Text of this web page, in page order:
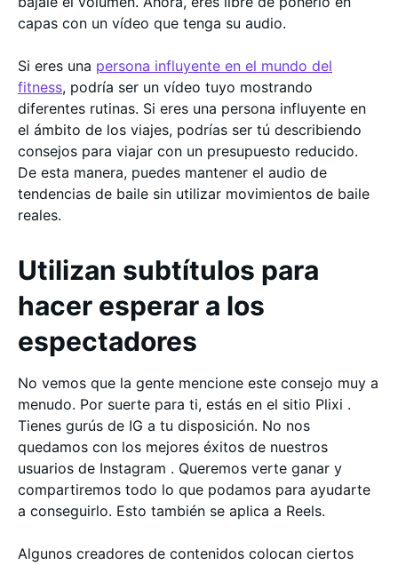
capas con un vídeo que tenga su audio.
Si eres una persona influyente en el mundo del
fitness, podría ser un vídeo tuyo mostrando
diferentes rutinas. Si eres una persona influyente en
el ámbito de los viajes, podrías ser tú describiendo
consejos para viajar con un presupuesto reducido.
De esta manera, puedes mantener el audio de
tendencias de baile sin utilizar movimientos de baile
reales.
Utilizan subtítulos para
hacer esperar a los
espectadores
No vemos que la gente mencione este consejo muy a
menudo. Por suerte para ti, estás en el sitio Plixi .
Tienes gurús de IG a tu disposición. No nos
quedamos con los mejores éxitos de nuestros
usuarios de Instagram . Queremos verte ganar y
compartiremos todo lo que podamos para ayudarte
a conseguirlo. Esto también se aplica a Reels.
Algunos creadores de contenidos colocan ciertos